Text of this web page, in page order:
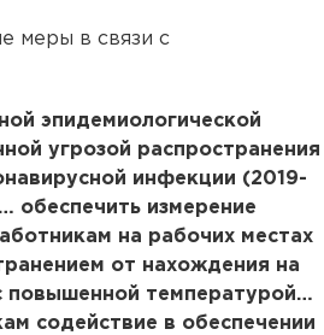
меры в связи с
эпидемиологической
угрозой распространения
инфекции (2019-
обеспечить измерение
на рабочих местах
от нахождения на
повышенной температурой…
содействие в обеспечении